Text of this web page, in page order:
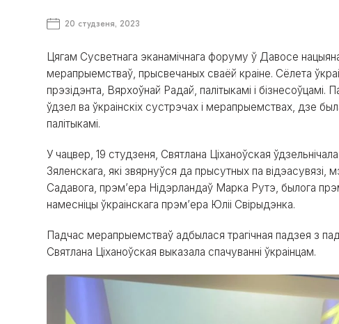
20 студзеня, 2023
Цягам Сусветнага эканамічнага форуму ў Давосе
мерапрыемстваў, прысвечаных сваёй краіне. Сёлета
прэзідэнта, Вярхоўнай Радай, палітыкамі і бізнесоўцамі.
ўдзел ва ўкраінскіх сустрэчах і мерапрыемствах, дзе
палітыкамі.
У чацвер, 19 студзеня, Святлана Ціханоўская
Зяленскага, які звярнуўся да прысутных па відэасувязі,
Садавога, прэм’ера Нідэрландаў Марка Рутэ, былога
намесніцы ўкраінскага прэм’ера Юліі Свірыдэнка.
Падчас мерапрыемстваў адбылася трагічная падзея з
Святлана Ціханоўская выказала спачуванні ўкраінцам.